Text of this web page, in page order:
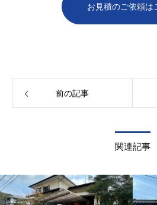
お見積のご依頼は
前の記事
関連記事